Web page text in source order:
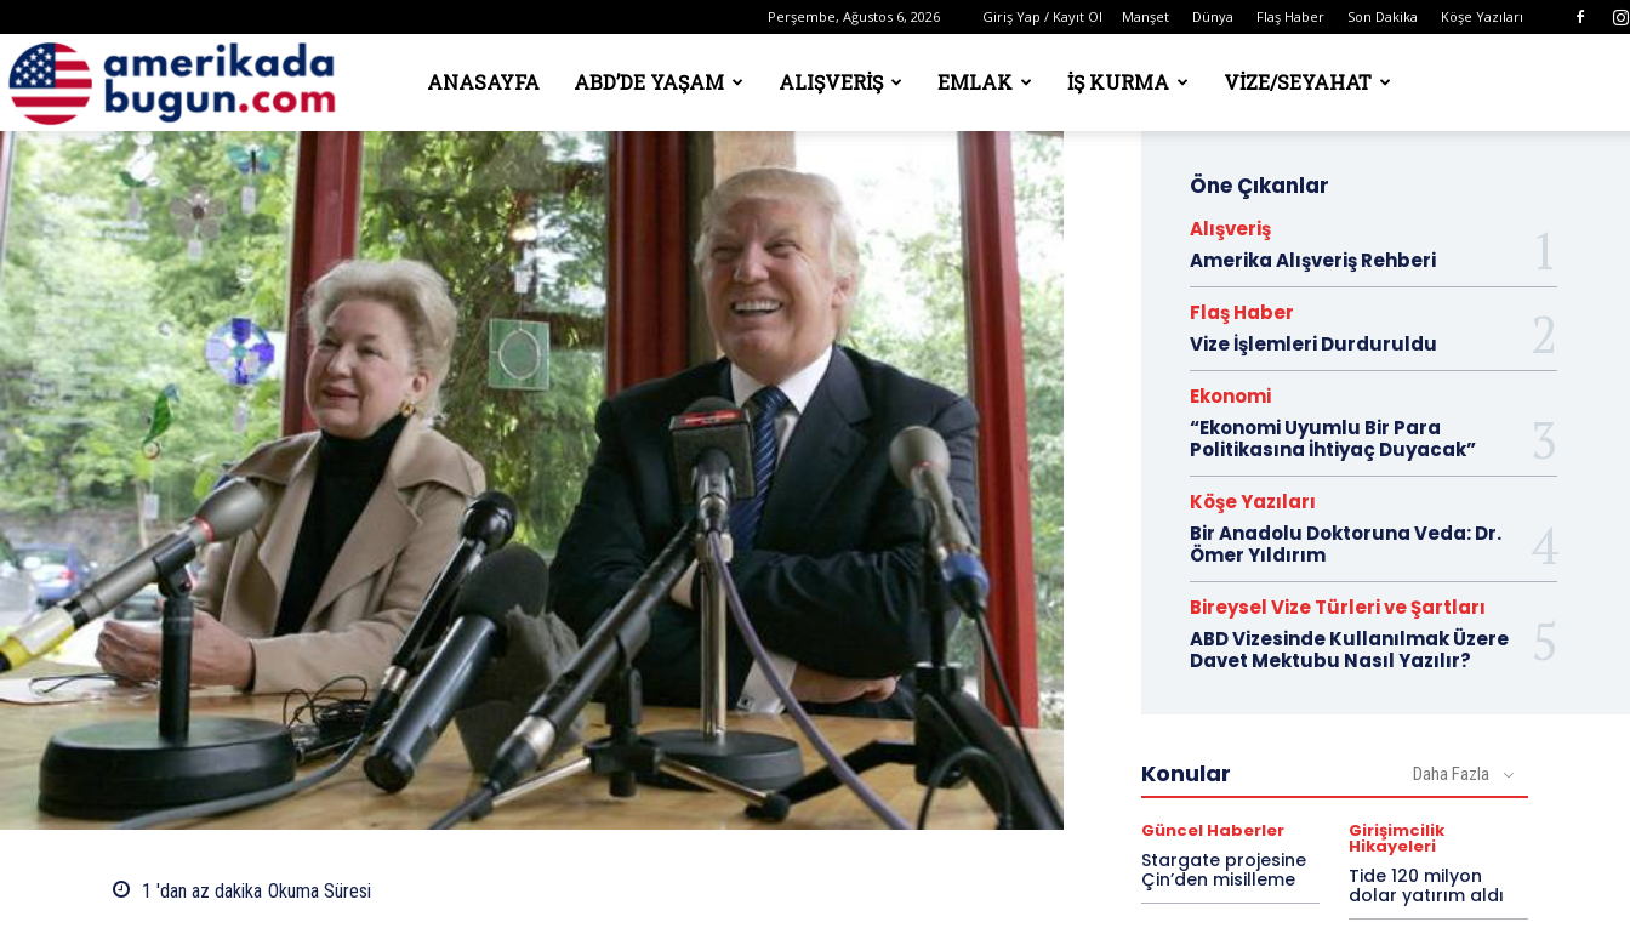
Perşembe, Ağustos 6, 2026 Giriş Yap / Kayıt Ol Manşet Dünya Flaş Haber Son Dakika Köşe Yazıları
Amerika’da
Bugün
ANASAYFA ABD’DE YAŞAM ALIŞVERIŞ EMLAK İŞ KURMA VIZE/SEYAHAT
1 'dan az dakika Okuma Süresi
Öne Çıkanlar
Alışveriş
Amerika Alışveriş Rehberi
Flaş Haber
Vize İşlemleri Durduruldu
Ekonomi
“Ekonomi Uyumlu Bir Para
Politikasına İhtiyaç Duyacak”
Köşe Yazıları
Bir Anadolu Doktoruna Veda: Dr.
Ömer Yıldırım
Bireysel Vize Türleri ve Şartları
ABD Vizesinde Kullanılmak Üzere
Davet Mektubu Nasıl Yazılır?
Konular Daha Fazla
Güncel Haberler
Stargate projesine
Çin’den misilleme
Girişimcilik
Hikayeleri
Tide 120 milyon
dolar yatırım aldı